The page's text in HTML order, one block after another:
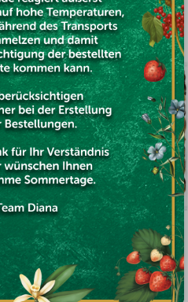
INTERESSIEREN
Datteln entsteint 500g
Auf Lager